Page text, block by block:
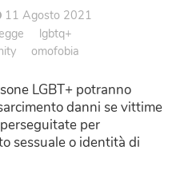
11 Agosto 2021
lgbtq+
omofobia
LGBT+ potranno
danni se vittime
per
sessuale o identità di